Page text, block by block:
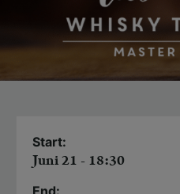
Start:
Juni 21 - 18:30
End: